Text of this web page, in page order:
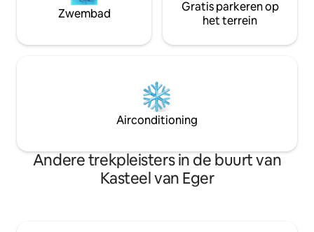
Zwembad
Gratis parkeren op
het terrein
Airconditioning
Andere trekpleisters in de buurt van
Kasteel van Eger